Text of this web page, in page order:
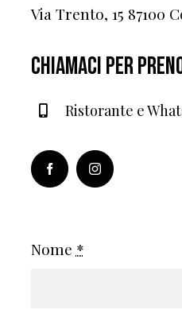
Via Trento, 15 87100
Chiamaci per
Ristorante e
Nome *